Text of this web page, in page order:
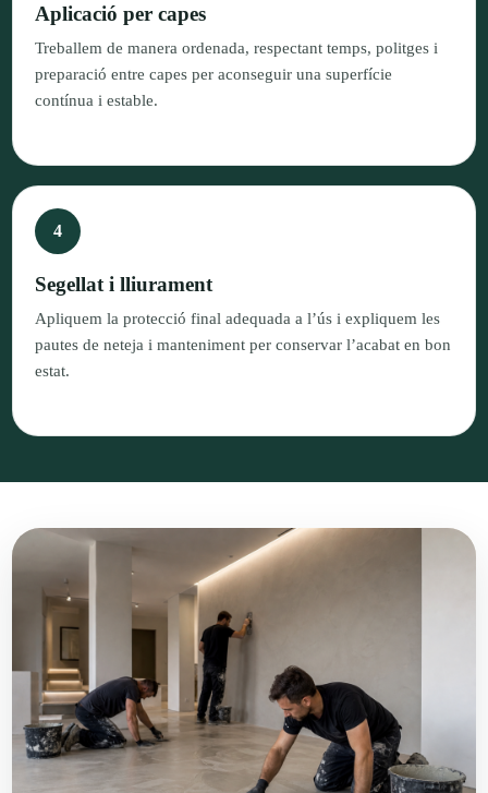
Aplicació per capes
Treballem de manera ordenada, respectant temps, politges i
preparació entre capes per aconseguir una superfície
contínua i estable.
Segellat i lliurament
Apliquem la protecció final adequada a l’ús i expliquem les
pautes de neteja i manteniment per conservar l’acabat en bon
estat.